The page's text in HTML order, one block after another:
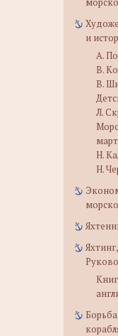
и
А.
В.
В.
Л.
Н.
Н.